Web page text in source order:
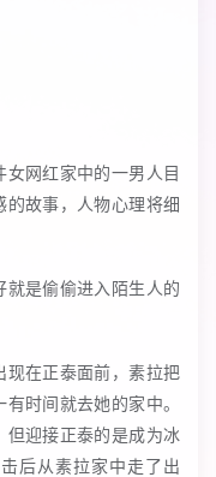
网红家中的一男人目
故事，人物心理将细
是偷偷进入陌生人的
在正泰面前，素拉把
时间就去她的家中。
迎接正泰的是成为冰
后从素拉家中走了出